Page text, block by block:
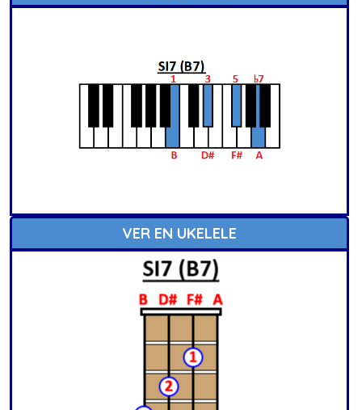
VER EN UKELELE